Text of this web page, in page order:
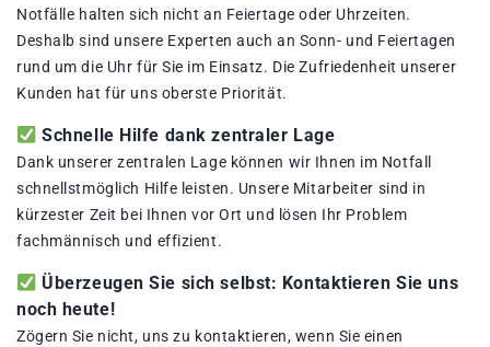
Notfälle halten sich nicht an Feiertage oder Uhrzeiten.
Deshalb sind unsere Experten auch an Sonn- und Feiertagen
rund um die Uhr für Sie im Einsatz. Die Zufriedenheit unserer
Kunden hat für uns oberste Priorität.
Schnelle Hilfe dank zentraler Lage
Dank unserer zentralen Lage können wir Ihnen im Notfall
schnellstmöglich Hilfe leisten. Unsere Mitarbeiter sind in
kürzester Zeit bei Ihnen vor Ort und lösen Ihr Problem
fachmännisch und effizient.
Überzeugen Sie sich selbst: Kontaktieren Sie uns
noch heute!
Zögern Sie nicht, uns zu kontaktieren, wenn Sie einen